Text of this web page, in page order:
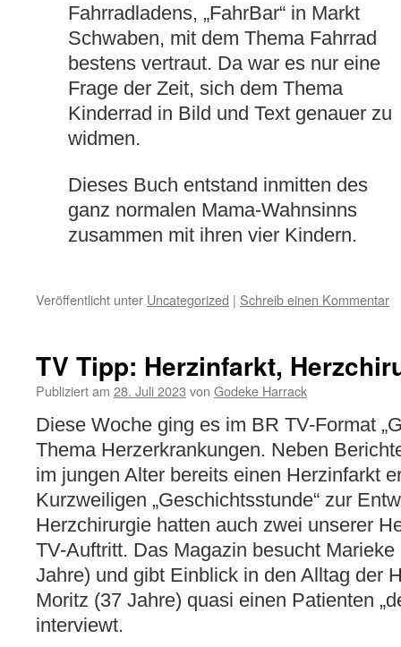
Fahrradladens, „FahrBar“ in Markt
Schwaben, mit dem Thema Fahrrad
bestens vertraut. Da war es nur eine
Frage der Zeit, sich dem Thema
Kinderrad in Bild und Text genauer zu
widmen.
Dieses Buch entstand inmitten des
ganz normalen Mama-Wahnsinns
zusammen mit ihren vier Kindern.
Veröffentlicht unter Uncategorized | Schreib einen Kommentar
TV Tipp: Herzinfarkt,
Publiziert am 28. Juli 2023 von Godeke Harrack
Diese Woche ging es im BR TV-Format
Thema Herzerkrankungen. Neben
im jungen Alter bereits einen Herzinfarkt
Kurzweiligen „Geschichtsstunde“ zur
Herzchirurgie hatten auch zwei unserer
TV-Auftritt. Das Magazin besucht
Jahre) und gibt Einblick in den Alltag der
Moritz (37 Jahre) quasi einen Patienten
interviewt.